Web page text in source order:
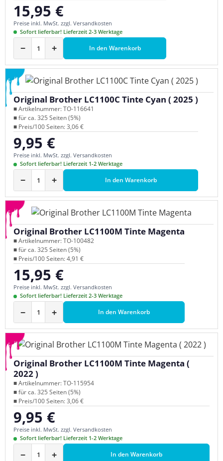
Regulärer Preis:
15,95 €
Preise inkl. MwSt. zzgl. Versandkosten
Sofort lieferbar! Lieferzeit 2-3 Werktage
− + In den Warenkorb
Original Brother LC1100C Tinte Cyan ( 2025 )
■ Artikelnummer: TO-116641
■ für ca. 325 Seiten (5%)
■ Preis/100 Seiten: 3,06 €
Regulärer Preis:
9,95 €
Preise inkl. MwSt. zzgl. Versandkosten
Sofort lieferbar! Lieferzeit 1-2 Werktage
− + In den Warenkorb
Original Brother LC1100M Tinte Magenta
■ Artikelnummer: TO-100482
■ für ca. 325 Seiten (5%)
■ Preis/100 Seiten: 4,91 €
Regulärer Preis:
15,95 €
Preise inkl. MwSt. zzgl. Versandkosten
Sofort lieferbar! Lieferzeit 2-3 Werktage
− + In den Warenkorb
Original Brother LC1100M Tinte Magenta (
2022 )
■ Artikelnummer: TO-115954
■ für ca. 325 Seiten (5%)
■ Preis/100 Seiten: 3,06 €
Regulärer Preis:
9,95 €
Preise inkl. MwSt. zzgl. Versandkosten
Sofort lieferbar! Lieferzeit 1-2 Werktage
− + In den Warenkorb